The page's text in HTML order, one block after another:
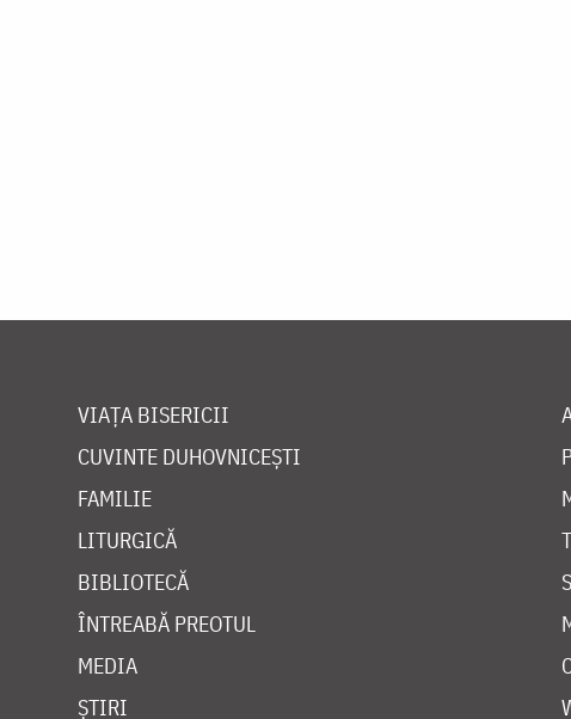
VIAȚA BISERICII
CUVINTE DUHOVNICEȘTI
FAMILIE
LITURGICĂ
BIBLIOTECĂ
ÎNTREABĂ PREOTUL
MEDIA
ȘTIRI